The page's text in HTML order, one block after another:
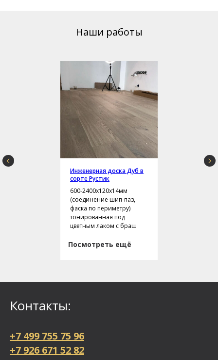
Наши работы
Инженерная доска Дуб в
сорте Рустик
600-2400х120х14мм
(соединение шип-паз,
фаска по периметру)
тонированная под
цветным лаком с браш
Посмотреть ещё
Контакты:
+7 499 755 75 96
+7 926 671 52 82